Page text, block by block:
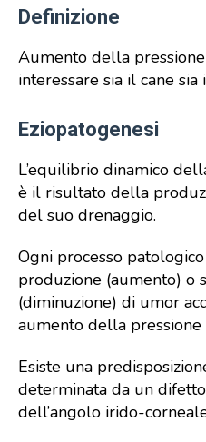
Definizione
Aumento della
interessare sia il cane sia
Eziopatogenesi
L’equilibrio dinamico
è il risultato della
del suo drenaggio.
Ogni processo
produzione (aumento) o
(diminuzione) di umor
aumento della pressione
Esiste una
determinata da un
dell’angolo irido-